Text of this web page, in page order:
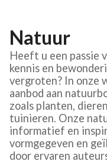
Natuur
Heeft u een passie
kennis en
vergroten? In onze
aanbod aan
zoals planten,
tuinieren. Onze
informatief en
vormgegeven en
door ervaren